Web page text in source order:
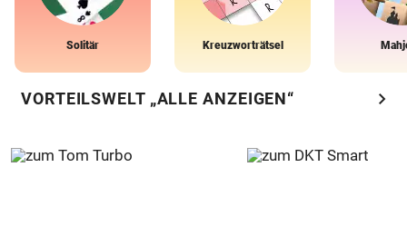
Solitär Kreuzworträtsel
VORTEILSWELT „ALLE ANZEIGEN“ chevron_right